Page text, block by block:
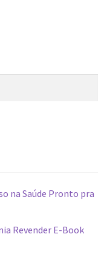
na Saúde Pronto pra
Revender E-Book